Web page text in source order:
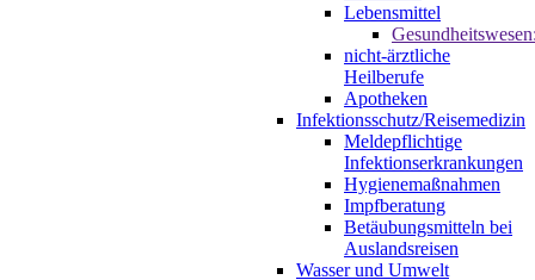
Lebensmittel
nicht-ärztliche
Heilberufe
Apotheken
Infektionsschutz/Reisemedizin
Meldepflichtige
Infektionserkrankungen
Hygienemaßnahmen
Impfberatung
Betäubungsmitteln bei
Auslandsreisen
Wasser und Umwelt